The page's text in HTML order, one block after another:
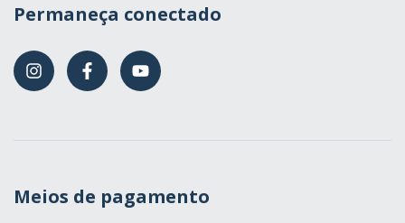
Permaneça conectado
Meios de pagamento